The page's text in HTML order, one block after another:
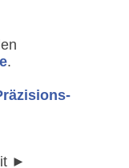
.
11.07.2025
einen
Das Öl
…weiter lesen